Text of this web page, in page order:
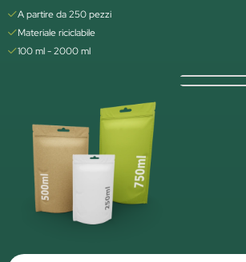
A partire da 250 pezzi
Materiale riciclabile
100 ml - 2000 ml